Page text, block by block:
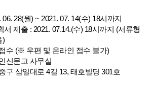
28(월) ~ 2021. 07. 14(수) 18시까지
서 제출 : 2021. 07.14.(수) 18시까지 (서류형
)
수 (※ 우편 및 온라인 접수 불가)
신문고 사무실
구 삼일대로 4길 13, 태호빌딩 301호